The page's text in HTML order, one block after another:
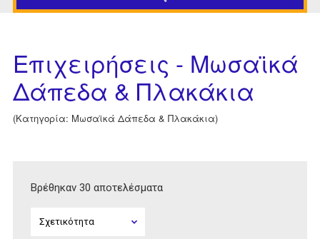
Επιχειρήσεις - Μωσαϊκά
Δάπεδα & Πλακάκια
(Κατηγορία: Μωσαϊκά Δάπεδα & Πλακάκια)
Βρέθηκαν 30 αποτελέσματα